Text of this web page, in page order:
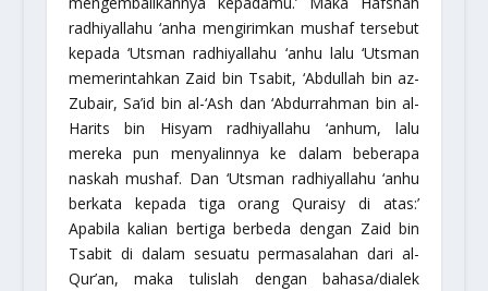
radhiyallahu ‘anha mengirimkan mushaf tersebut
kepada ‘Utsmanradhiyallahu ‘anhu lalu ‘Utsman
memerintahkan Zaid bin Tsabit, ‘Abdullah bin az-
Zubair, Sa’id bin al-‘Ash dan ‘Abdurrahman bin al-
Harits bin Hisyamradhiyallahu ‘anhum, lalu
mereka pun menyalinnya ke dalam beberapa
naskah mushaf. Dan ‘Utsman radhiyallahu ‘anhu
berkata kepada tiga orang Quraisy di atas:’
Apabila kalian bertiga berbeda dengan Zaid bin
Tsabit di dalam sesuatu permasalahan dari al-
Qur’an, maka tulislah dengan bahasa/dialek